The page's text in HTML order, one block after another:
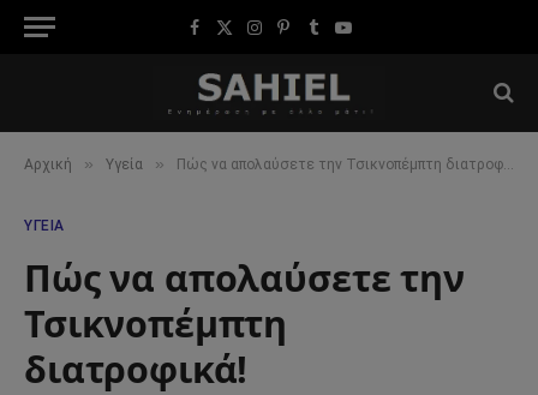
Facebook
X
Instagram
Pinterest
TumblrYouTube
Αρχική » Υγεία » Πώς να απολαύσετε την Τσικνοπέμπτη διατροφικά!
ΥΓΕΊΑ
Πώς να απολαύσετε την
Τσικνοπέμπτη
διατροφικά!